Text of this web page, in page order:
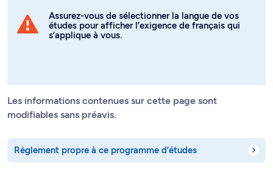
Assurez-vous de sélectionner la langue de vos
études pour afficher l’exigence de français qui
s’applique à vous.
Les informations contenues sur cette page sont
modifiables sans préavis.
Règlement propre à ce programme d’études